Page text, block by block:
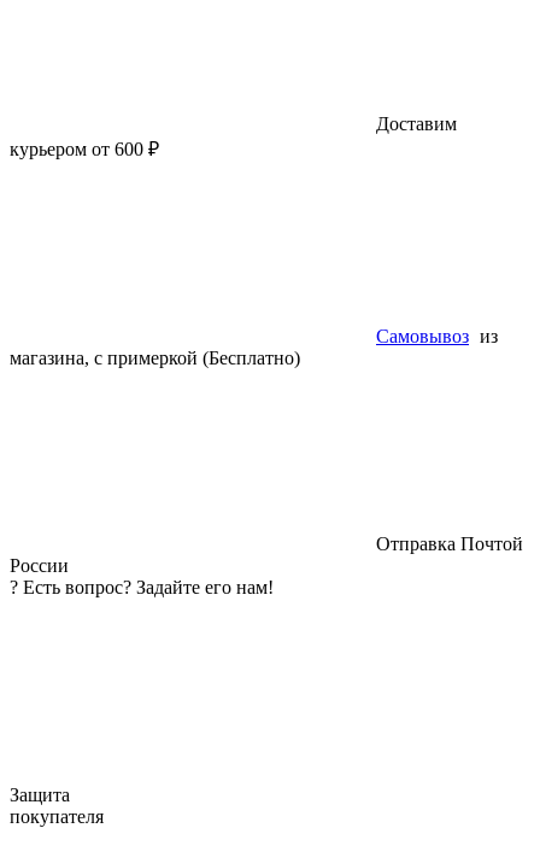
Доставим
курьером от 600 ₽
Самовывоз из
магазина, с примеркой (Бесплатно)
Отправка Почтой
России
? Есть вопрос? Задайте его нам!
Защита
покупателя